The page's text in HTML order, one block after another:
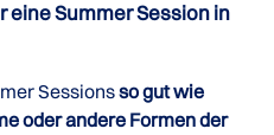
eine Summer Session in
Sessionsso gut wie
oder andere Formen der